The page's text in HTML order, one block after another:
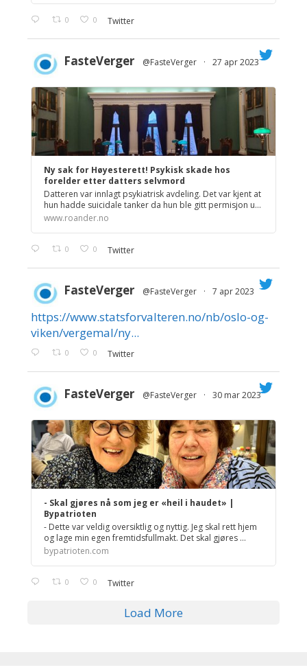
0 0 Twitter
;
FasteVerger @FasteVerger · 27 apr 2023
Ny sak for Høyesterett! Psykisk skade hos
forelder etter datters selvmord
Datteren var innlagt psykiatrisk avdeling. Det var kjent at
hun hadde suicidale tanker da hun ble gitt permisjon u...
www.roander.no
0 0 Twitter
;
FasteVerger @FasteVerger · 7 apr 2023
https://www.statsforvalteren.no/nb/oslo-og-
viken/vergemal/ny...
0 0 Twitter
;
FasteVerger @FasteVerger · 30 mar 2023
- Skal gjøres nå som jeg er «heil i haudet» |
Bypatrioten
- Dette var veldig oversiktlig og nyttig. Jeg skal rett hjem
og lage min egen fremtidsfullmakt. Det skal gjøres ...
bypatrioten.com
0 0 Twitter
Load More